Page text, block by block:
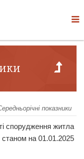
показники
спорудження житла
станом на 01.01.2025